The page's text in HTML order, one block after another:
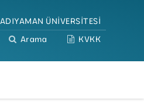
ADIYAMAN ÜNİVERSİTESİ
Arama KVKK